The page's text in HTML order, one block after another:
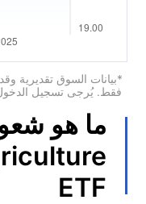
Italiano
*بيانات السوق تقديرية
فقط. يُرجى تسجيل الدخول
ما هو
ETF